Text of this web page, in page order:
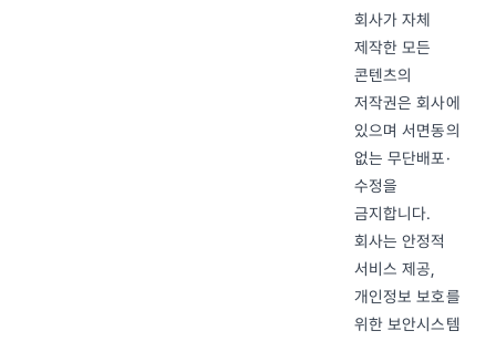
회사가 자체
제작한 모든
콘텐츠의
저작권은 회사에
있으며 서면동의
없는 무단배포·
수정을
금지합니다.
회사는 안정적
서비스 제공,
개인정보 보호를
위한 보안시스템